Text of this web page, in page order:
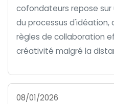
cofondateurs repose
du processus
règles de collaboration
créativité malgré la
08/01/2026